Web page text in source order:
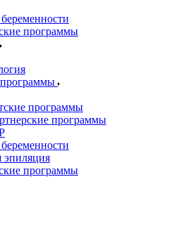
программы
программы
программы
эпиляция
программы